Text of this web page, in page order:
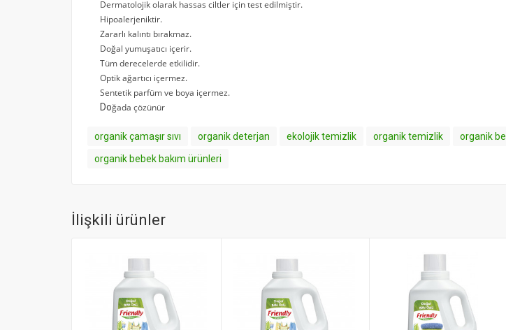
Dermatolojik olarak hassas ciltler için test edilmiştir.
Hipoalerjeniktir.
Zararlı kalıntı bırakmaz.
Doğal yumuşatıcı içerir.
Tüm derecelerde etkilidir.
Optik ağartıcı içermez.
Sentetik parfüm ve boya içermez.
Doğada çözünür
organik çamaşır sıvı organik deterjan ekolojik temizlik organik temizlik
organik
organik bebek bakım ürünleri
İlişkili ürünler